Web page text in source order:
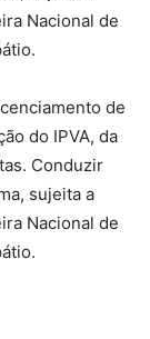
Nacional de
de
do IPVA, da
Conduzir
sujeita a
Nacional de